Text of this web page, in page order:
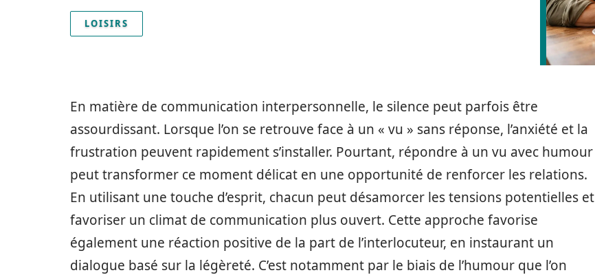
LOISIRS
En matière de communication interpersonnelle, le silence peut parfois être
assourdissant. Lorsque l’on se retrouve face à un « vu » sans réponse, l’anxiété et la
frustration peuvent rapidement s’installer. Pourtant, répondre à un vu avec humour
peut transformer ce moment délicat en une opportunité de renforcer les relations.
En utilisant une touche d’esprit, chacun peut désamorcer les tensions potentielles et
favoriser un climat de communication plus ouvert. Cette approche favorise
également une réaction positive de la part de l’interlocuteur, en instaurant un
dialogue basé sur la légèreté. C’est notamment par le biais de l’humour que l’on